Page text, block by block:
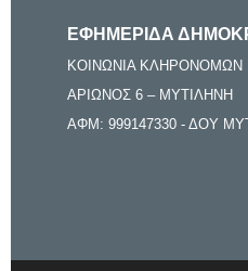
ΕΦΗΜΕΡΙΔΑ
ΚΟΙΝΩΝΙΑ ΚΛΗΡΟΝΟΜΩΝ
ΑΡΙΩΝΟΣ 6 – ΜΥΤΙΛΗΝΗ
ΑΦΜ: 999147330 - ΔΟΥ